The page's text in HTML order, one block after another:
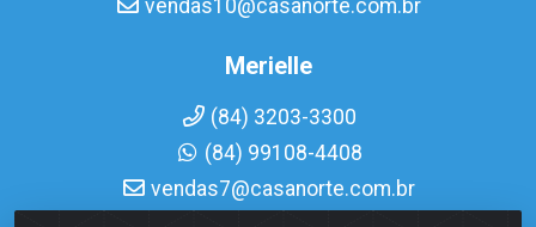
vendas10@casanorte.com.br
Merielle
(84) 3203-3300
(84) 99108-4408
vendas7@casanorte.com.br